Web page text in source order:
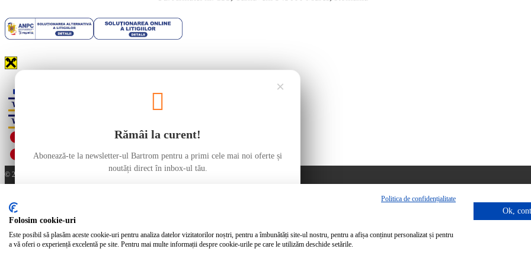
© 2026 bartrom.ro. Toate drepturile rezervate
×
Rămâi la curent!
Abonează-te la newsletter-ul Bartrom pentru a primi cele mai noi oferte și
noutăți direct în inbox-ul tău.
×
Da
Politica de confidențialitate
Folosim cookie-uri
Este posibil să plasăm aceste cookie-uri pentru analiza datelor vizitatorilor noștri, pentru a îmbunătăți site-ul nostru, pentru a afișa conținut personalizat și pentru
a vă oferi o experiență excelentă pe site. Pentru mai multe informații despre cookie-urile pe care le utilizăm deschide setările.
Ok,